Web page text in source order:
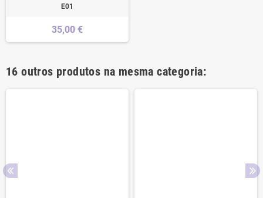
E01
35,00 €
16 outros produtos na mesma categoria: